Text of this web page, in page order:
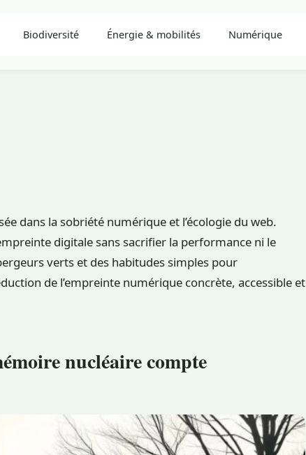
Biodiversité Énergie & mobilités Numérique
dans la sobriété numérique et l’écologie du web.
digitale sans sacrifier la performance ni le
verts et des habitudes simples pour
de l’empreinte numérique concrète, accessible et
nucléaire compte